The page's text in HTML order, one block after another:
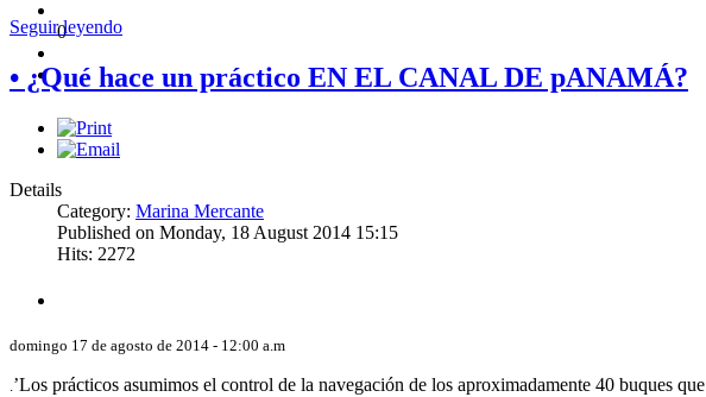
0
Seguir leyendo
• ¿Qué hace un práctico EN EL CANAL DE pANAMÁ?
Details
Category: Marina Mercante
Published on Monday, 18 August 2014 15:15
Hits: 2272
domingo 17 de agosto de 2014 - 12:00 a.m
.’Los prácticos asumimos el control de la navegación de los aproximadamente 40